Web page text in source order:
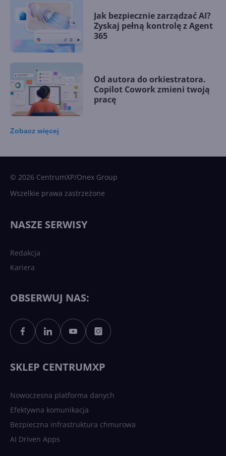
Jak bezpiecznie zarządzać AI?
Zyskaj pełną kontrolę z Agent
365
Od autora do orkiestratora.
Copilot Cowork zmieni twoją
pracę
Sztuczna inteligencja po
polsku. Dość barier
Zobacz więcej
© 2026 CentrumXP/Onex Group
Wszelkie prawa zastrzeżone
NASZE SERWISY
Redakcja
Kariera
OBSERWUJ NAS:
SKLEP CENTRUMXP
Nowoczesna platforma danych
Efektywna komunikacja
Bezpieczna infrastruktura chmurowa
AI Driven Apps